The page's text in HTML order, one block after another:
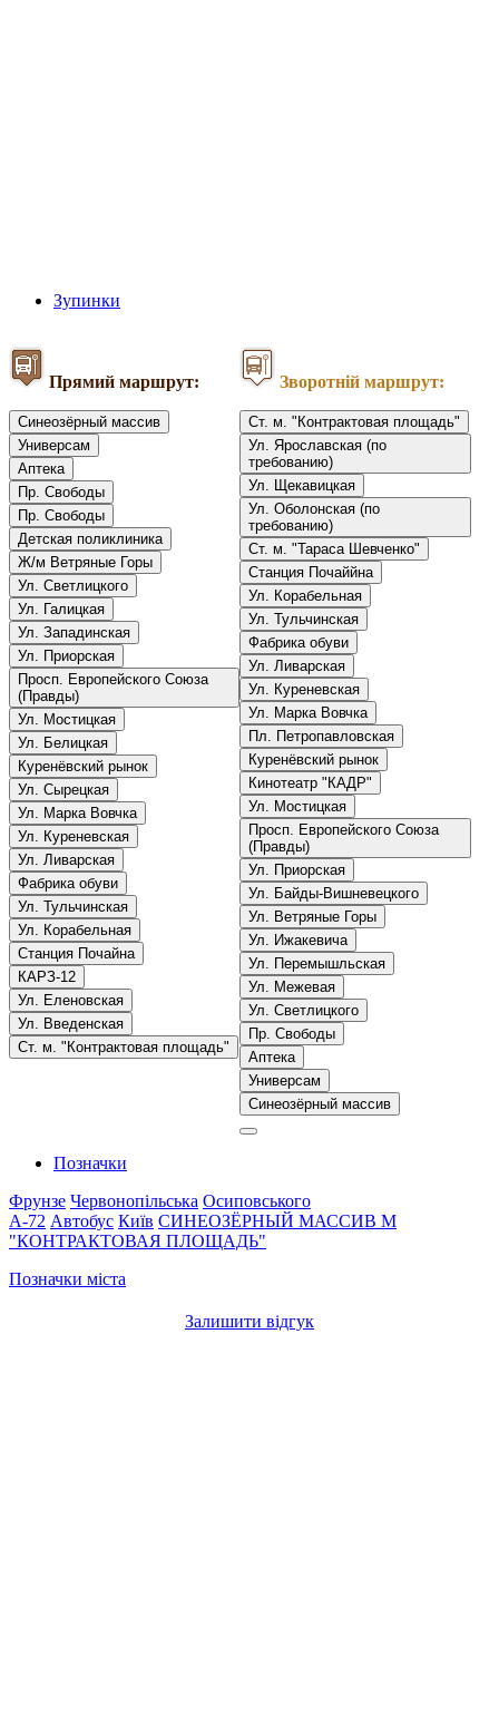
Зупинки
Прямий маршрут:
Синеозёрный массив
Универсам
Аптека
Пр. Свободы
Пр. Свободы
Детская поликлиника
Ж/м Ветряные Горы
Ул. Светлицкого
Ул. Галицкая
Ул. Западинская
Ул. Приорская
Просп. Европейского Союза
(Правды)
Ул. Мостицкая
Ул. Белицкая
Куренёвский рынок
Ул. Сырецкая
Ул. Марка Вовчка
Ул. Куреневская
Ул. Ливарская
Фабрика обуви
Ул. Тульчинская
Ул. Корабельная
Станция Почайна
КАРЗ-12
Ул. Еленовская
Ул. Введенская
Ст. м. "Контрактовая площадь"
Зворотній маршрут:
Ст. м. "Контрактовая площадь"
Ул. Ярославская (по
требованию)
Ул. Щекавицкая
Ул. Оболонская (по
требованию)
Ст. м. "Тараса Шевченко"
Станция Почаййна
Ул. Корабельная
Ул. Тульчинская
Фабрика обуви
Ул. Ливарская
Ул. Куреневская
Ул. Марка Вовчка
Пл. Петропавловская
Куренёвский рынок
Кинотеатр "КАДР"
Ул. Мостицкая
Просп. Европейского Союза
(Правды)
Ул. Приорская
Ул. Байды-Вишневецкого
Ул. Ветряные Горы
Ул. Ижакевича
Ул. Перемышльская
Ул. Межевая
Ул. Светлицкого
Пр. Свободы
Аптека
Универсам
Синеозёрный массив
Позначки
Фрунзе Червонопільська Осиповського
A-72 Автобус Київ СИНЕОЗЁРНЫЙ МАССИВ М
"КОНТРАКТОВАЯ ПЛОЩАДЬ"
Позначки міста
Залишити відгук